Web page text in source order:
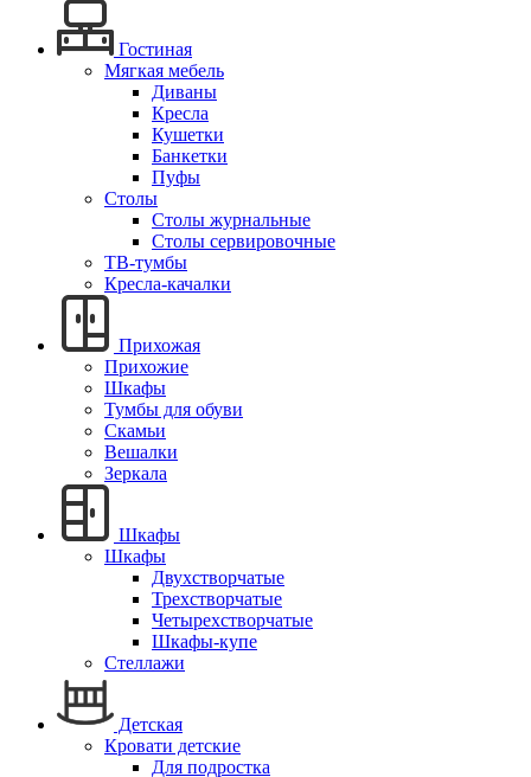
Гостиная
Мягкая мебель
Диваны
Кресла
Кушетки
Банкетки
Пуфы
Столы
Столы журнальные
Столы сервировочные
ТВ-тумбы
Кресла-качалки
Прихожая
Прихожие
Шкафы
Тумбы для обуви
Скамьи
Вешалки
Зеркала
Шкафы
Шкафы
Двухстворчатые
Трехстворчатые
Четырехстворчатые
Шкафы-купе
Стеллажи
Детская
Кровати детские
Для подростка